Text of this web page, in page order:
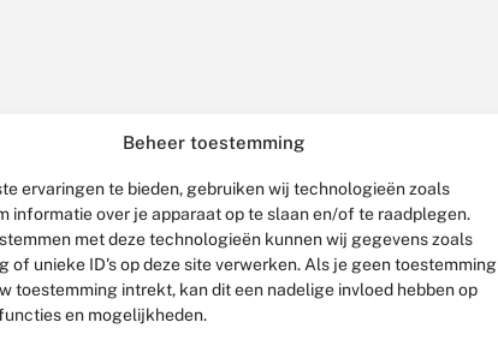
Beheer toestemming
ervaringen te bieden, gebruiken wij technologieën zoals
informatie over je apparaat op te slaan en/of te raadplegen.
met deze technologieën kunnen wij gegevens zoals
of unieke ID's op deze site verwerken. Als je geen toestemming
toestemming intrekt, kan dit een nadelige invloed hebben op
en mogelijkheden.